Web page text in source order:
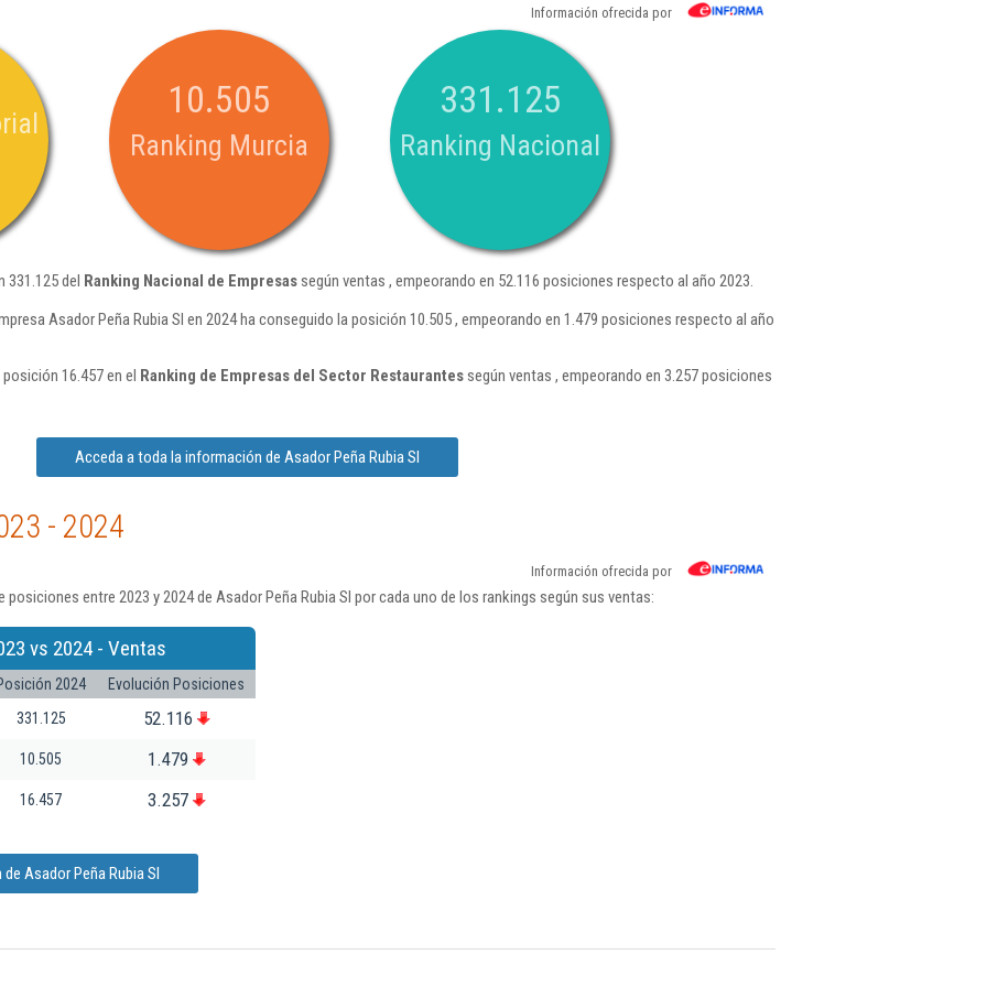
Información ofrecida por
10.505
Ranking Murcia
331.125
Ranking Nacional
331.125 del Ranking Nacional de Empresassegún ventas , empeorando en 52.116 posiciones respecto al año 2023.
Asador Peña Rubia Sl en 2024 ha conseguido la posición 10.505 , empeorando en 1.479 posiciones respecto al año
16.457 en el Ranking de Empresas del Sector Restaurantessegún ventas , empeorando en 3.257 posiciones
Acceda a toda la información de Asador Peña Rubia Sl
- 2024
Información ofrecida por
entre 2023 y 2024 de Asador Peña Rubia Sl por cada uno de los rankings según sus ventas:
vs 2024 - Ventas
2024
Evolución Posiciones
331.125
52.116
10.505 1.479
16.457 3.257
Asador Peña Rubia Sl